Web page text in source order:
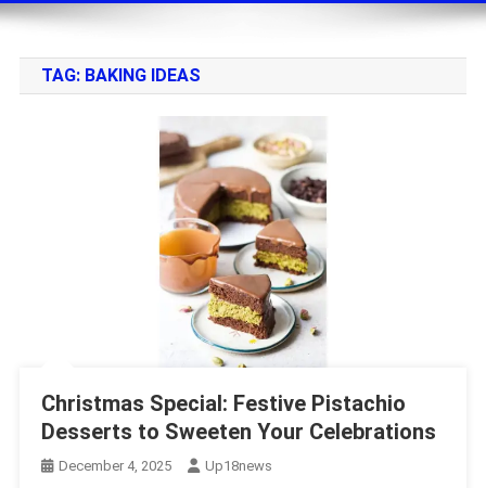
TAG: BAKING IDEAS
Christmas Special: Festive Pistachio
Desserts to Sweeten Your Celebrations
December 4, 2025 Up18news